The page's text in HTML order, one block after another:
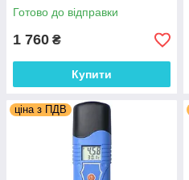
Готово до відправки
1 760 ₴
Купити
ціна з ПДВ